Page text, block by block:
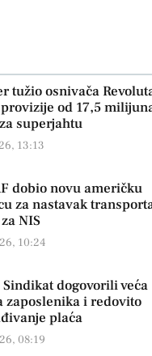
tužio osnivača
od 17,5
superjahtu
13:13
dobio novu američku
za nastavak
NIS
10:24
Sindikat dogovorili veća
zaposlenika i redovito
plaća
08:19